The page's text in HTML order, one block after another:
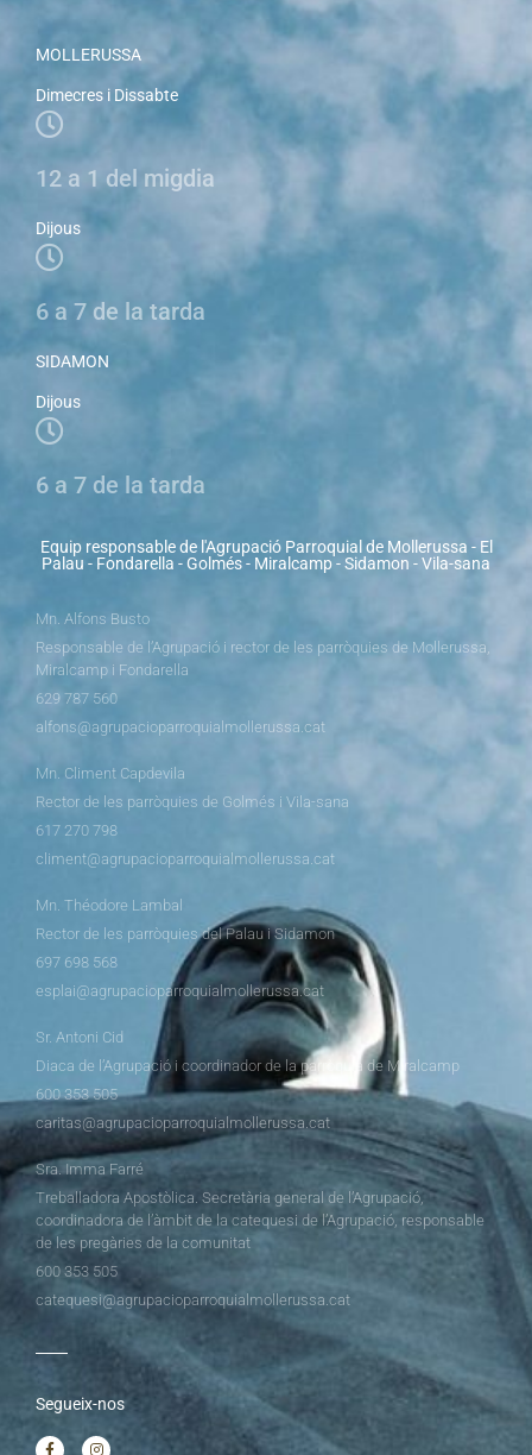
MOLLERUSSA
Dimecres i Dissabte
12 a 1 del migdia
Dijous
6 a 7 de la tarda
SIDAMON
Dijous
6 a 7 de la tarda
Equip responsable de l'Agrupació Parroquial de Mollerussa - El
Palau - Fondarella - Golmés - Miralcamp - Sidamon - Vila-sana
Mn. Alfons Busto
Responsable de l’Agrupació i rector de les parròquies de Mollerussa,
Miralcamp i Fondarella
629 787 560
alfons@agrupacioparroquialmollerussa.cat
Mn. Climent Capdevila
Rector de les parròquies de Golmés i Vila-sana
617 270 798
climent@agrupacioparroquialmollerussa.cat
Mn. Théodore Lambal
Rector de les parròquies del Palau i Sidamon
697 698 568
esplai@agrupacioparroquialmollerussa.cat
Sr. Antoni Cid
Diaca de l’Agrupació i coordinador de la parròquia de Miralcamp
600 353 505
caritas@agrupacioparroquialmollerussa.cat
Sra. Imma Farré
Treballadora Apostòlica. Secretària general de l’Agrupació,
coordinadora de l’àmbit de la catequesi de l’Agrupació, responsable
de les pregàries de la comunitat
600 353 505
catequesi@agrupacioparroquialmollerussa.cat
Segueix-nos